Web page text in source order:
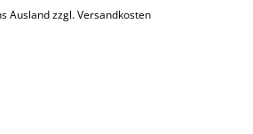
Ausland zzgl. Versandkosten